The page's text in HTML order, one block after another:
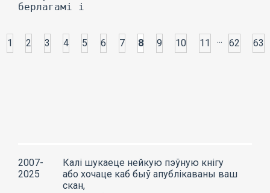
1 2 3 4 5 6 7 8 9 10 11 ... 62 63
2007-
2025
Калі шукаеце нейкую пэўную кнігу
або хочаце каб быў апублікаваны ваш
скан,